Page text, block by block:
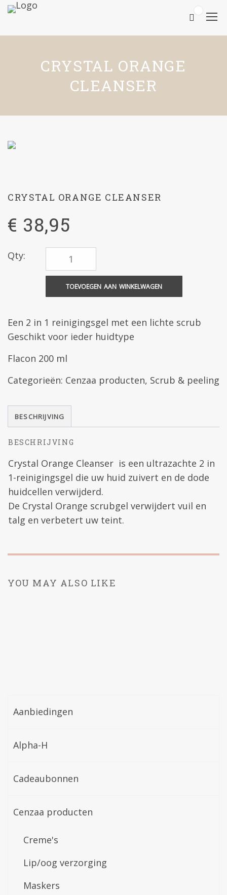
CRYSTAL ORANGE
CLEANSER
CRYSTAL ORANGE CLEANSER
€ 38,95
Qty:
TOEVOEGEN AAN WINKELWAGEN
Een 2 in 1 reinigingsgel met een lichte scrub
Geschikt voor ieder huidtype
Flacon 200 ml
Categorieën: Cenzaa producten, Scrub & peeling
BESCHRIJVING
BESCHRIJVING
Crystal Orange Cleanser is een ultrazachte 2 in
1-reinigingsgel die uw huid zuivert en de dode
huidcellen verwijderd.
De Crystal Orange scrubgel verwijdert vuil en
talg en verbetert uw teint.
YOU MAY ALSO LIKE
Aanbiedingen
Alpha-H
Cadeaubonnen
Cenzaa producten
Creme's
Lip/oog verzorging
Maskers